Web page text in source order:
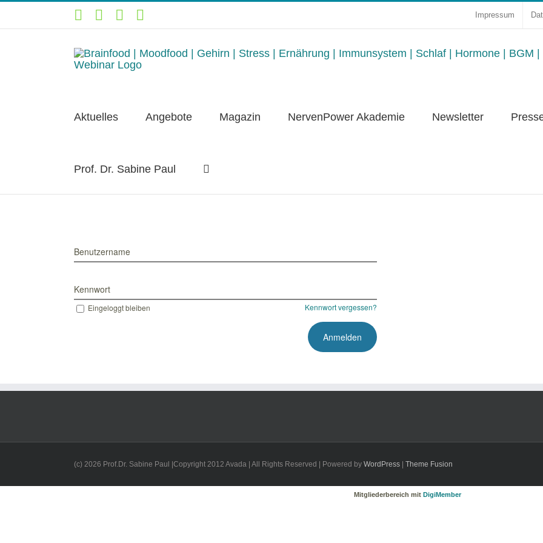
Zum
springen
YouTubeFacebookInstagram Impressum
Aktuelles Angebote Magazin NervenPower Akademie Newsletter
Prof. Dr. Sabine Paul
Benutzername
Kennwort
Eingeloggt bleiben Kennwort vergessen?
(c) 2026 Prof.Dr. Sabine Paul |Copyright 2012 Avada | All Rights Reserved | Powered by WordPress Theme Fusion
Mitgliederbereich mit DigiMember